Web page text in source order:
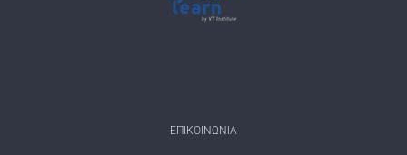
ΕΠΙΚΟΙΝΩΝΊΑ